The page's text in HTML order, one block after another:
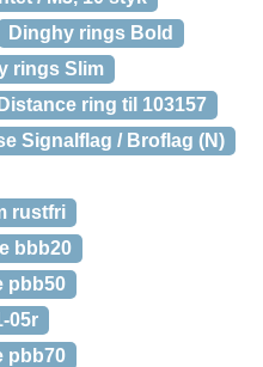
Dinghy rings Bold
rings Slim
Distance ring til 103157
Signalflag / Broflag (N)
rustfri
bbb20
pbb50
05r
pbb70